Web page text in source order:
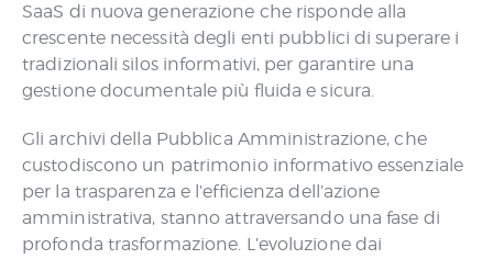
SaaS di nuova generazione che risponde alla
crescente necessità degli enti pubblici di superare i
tradizionali silos informativi, per garantire una
gestione documentale più fluida e sicura.
Gli archivi della Pubblica Amministrazione, che
custodiscono un patrimonio informativo essenziale
per la trasparenza e l’efficienza dell’azione
amministrativa, stanno attraversando una fase di
profonda trasformazione. L’evoluzione dai